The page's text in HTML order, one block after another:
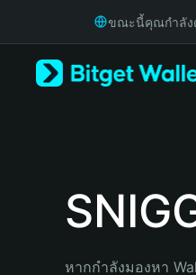
Русский
Bahasa Indonesia
ขณะนี้คุณกำลัง
หากกำลังมองหา